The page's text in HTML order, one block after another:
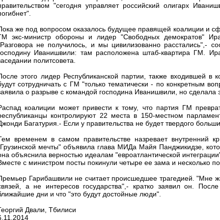
"сегодня управляет российский олигарх
же под вопросом оказалось будущее правящей коалиции и
экс-министр обороны и лидер "Свободных демократов"
не получилось, и мы цивилизованно расстались",-
Иванишвили: там расположена штаб-квартира ГМ.
политсовета.
этого лидер Республиканской партии, также входившей
сотрудничать с ГМ "только тематически - по конкретным
о разрыве с командой господина Иванишвили, но
коалиции может привести к тому, что партия ГМ
контролируют 22 места в 150-местном
Багатурия.- Если у правительства не будет твердого
временем в самом правительстве назревает внутренний
мечты" объявила глава МИДа Майя Панджикидзе,
объяснила верностью идеалам "евроатлантической
с министром посты покинули четыре ее зама и несколько
Гарибашвили не считает происшедшее трагедией. "Мне
а не интересов государства",- кратко заявил он.
дни и что "это будут достойные люди".
Двали, Тбилиси